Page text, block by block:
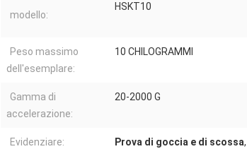
modello:
HSKT10
Peso massimo
dell'esemplare:
10 CHILOGRAMMI
Gamma di
accelerazione:
20-2000 G
Evidenziare: Prova di goccia e di scossa,